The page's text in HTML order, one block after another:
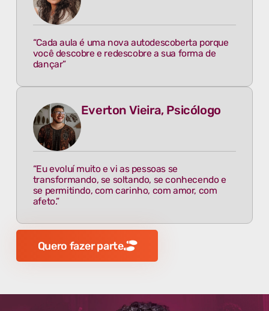
“Cada aula é uma nova autodescoberta porque
você descobre e redescobre a sua forma de
dançar”
Everton Vieira, Psicólogo
“Eu evoluí muito e vi as pessoas se
transformando, se soltando, se conhecendo e
se permitindo, com carinho, com amor, com
afeto.”
Quero fazer parte